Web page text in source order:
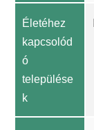
Életéhez
kapcsolód
ó
települése
k